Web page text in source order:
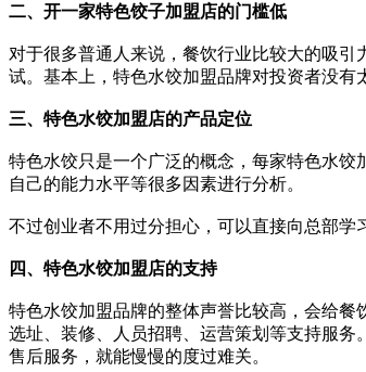
二、开一家特色饺子加盟店的门槛低
对于很多普通人来说，餐饮行业比较大的吸
试。基本上，特色水饺加盟品牌对投资者没有
三、特色水饺加盟店的产品定位
特色水饺只是一个广泛的概念，每家特色水饺
自己的能力水平等很多因素进行分析。
不过创业者不用过分担心，可以直接向总部学
四、特色水饺加盟店的支持
特色水饺加盟品牌的整体声誉比较高，会给
选址、装修、人员招聘、运营策划等支持服
售后服务，就能慢慢的度过难关。